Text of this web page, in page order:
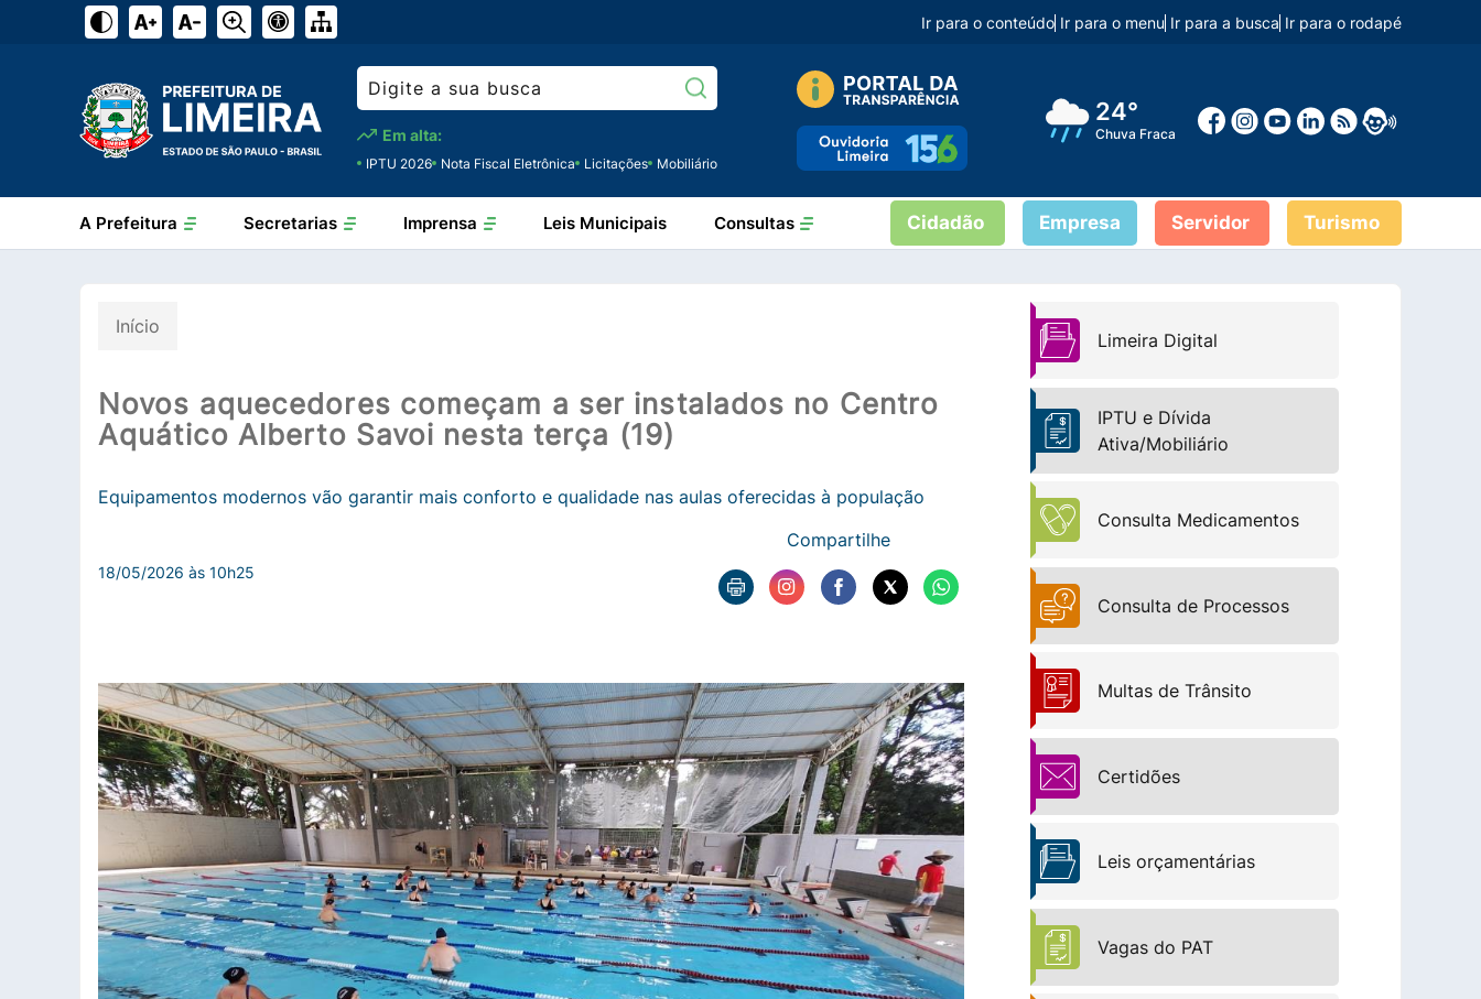
Ir para o conteúdo Ir para o menu Ir para a busca Ir para o rodapé
Pesquisar:
Em alta:
IPTU 2026 Nota Fiscal Eletrônica Licitações Mobiliário
24°
Chuva Fraca
Leis Municipais
A Prefeitura Secretarias Imprensa Consultas Cidadão Empresa Servidor Turismo
Início
Novos aquecedores começam a ser instalados no Centro
Aquático Alberto Savoi nesta terça (19)
Equipamentos modernos vão garantir mais conforto e qualidade nas aulas oferecidas à população
18/05/2026 às 10h25
Compartilhe
Limeira Digital
IPTU e Dívida
Ativa/Mobiliário
Consulta Medicamentos
Consulta de Processos
Multas de Trânsito
Certidões
Leis orçamentárias
Vagas do PAT